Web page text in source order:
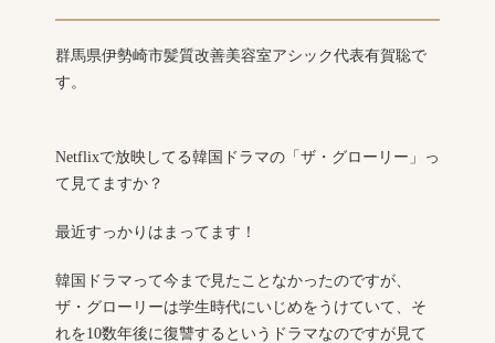
群馬県伊勢崎市髪質改善美容室アシック代表有賀聡で
す。
Netflixで放映してる韓国ドラマの「ザ・グローリー」っ
て見てますか？
最近すっかりはまってます！
韓国ドラマって今まで見たことなかったのですが、
ザ・グローリーは学生時代にいじめをうけていて、そ
れを10数年後に復讐するというドラマなのですが見て